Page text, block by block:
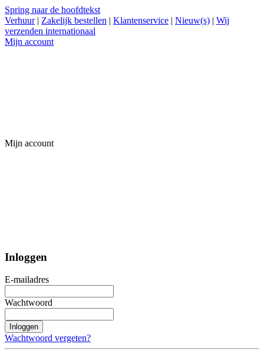
Spring naar de hoofdtekst
Verhuur | Zakelijk bestellen | Klantenservice | Nieuw(s) | Wij
verzenden internationaal
Mijn account
Mijn account
Inloggen
E-mailadres
Wachtwoord
Inloggen
Wachtwoord vergeten?